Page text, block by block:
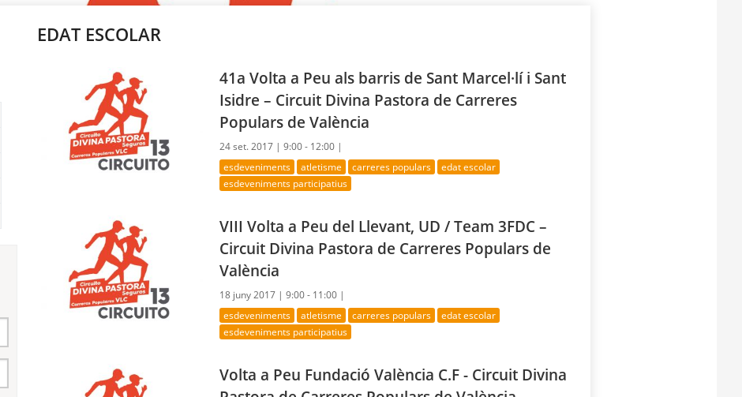
EDAT ESCOLAR
41a Volta a Peu als barris de Sant Marcel·lí i Sant
Isidre – Circuit Divina Pastora de Carreres
Populars de València
24 set. 2017 |9:00 - 12:00 |
esdeveniments atletisme carreres populars
edat escolar
esdeveniments participatius
VIII Volta a Peu del Llevant, UD / Team 3FDC –
Circuit Divina Pastora de Carreres Populars de
València
18 juny 2017 |9:00 - 11:00 |
esdeveniments atletisme carreres populars
edat escolar
esdeveniments participatius
Volta a Peu Fundació València C.F - Circuit Divina